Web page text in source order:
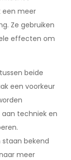
een meer
Ze gebruiken
effecten om
beide
een voorkeur
techniek en
bekend
meer